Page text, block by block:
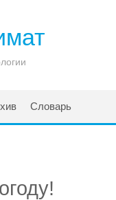
Словарь